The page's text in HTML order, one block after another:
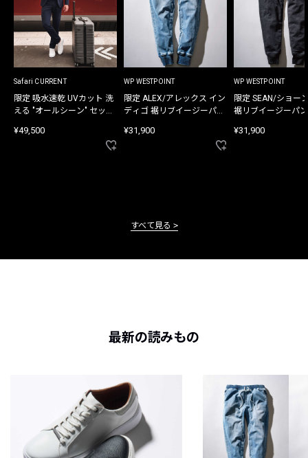
Safari CURRENT
限定 吸水速乾 UVカット 洗
える "オールシーン" セット
¥49,500
WP WESTPOINT
限定 ALEX/アレックス イン
ディゴ 裾リブイージーパン
¥31,900
WP WESTPOINT
限定 SEAN/ショー
裾リブイージーパ
¥31,900
すべて見る
最新の読みもの